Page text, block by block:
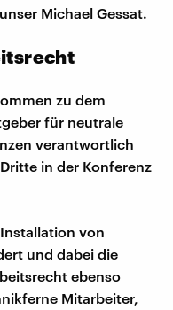
Michael Gessat.
zu dem
für neutrale
verantwortlich
in der Konferenz
von
und dabei die
ebenso
Mitarbeiter,